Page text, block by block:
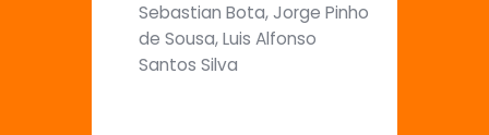
Sebastian Bota, Jorge Pinho
de Sousa, Luis Alfonso
Santos Silva